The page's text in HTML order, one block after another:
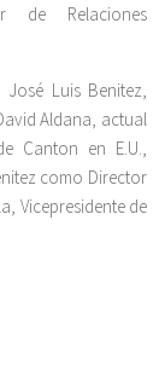
de Relaciones
Luis Benitez,
Aldana, actual
Canton en E.U.,
como Director
Vicepresidente de